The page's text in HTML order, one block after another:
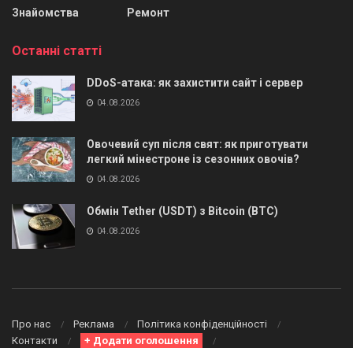
Знайомства
Ремонт
Останні статті
DDoS-атака: як захистити сайт і сервер
04.08.2026
Овочевий суп після свят: як приготувати
легкий мінестроне із сезонних овочів?
04.08.2026
Обмін Tether (USDT) з Bitcoin (BTC)
04.08.2026
Про нас Реклама
Політика конфіденційності
Контакти
+ Додати оголошення